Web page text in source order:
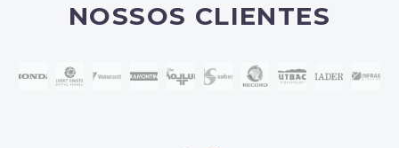
NOSSOS CLIENTES